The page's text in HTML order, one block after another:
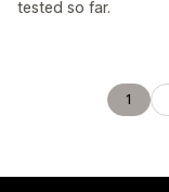
tested so far.
1